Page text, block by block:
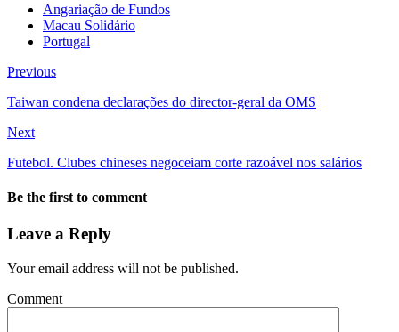
Angariação de Fundos
Macau Solidário
Portugal
Previous
Taiwan condena declarações do director-geral da OMS
Next
Futebol. Clubes chineses negoceiam corte razoável nos salários
Be the first to comment
Leave a Reply
Your email address will not be published.
Comment